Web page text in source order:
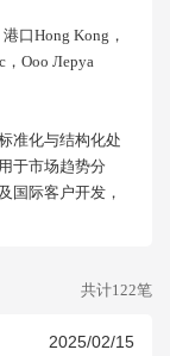
口hong Kong，
，ооо Леруа
准化与结构化处
于市场趋势分
国际客户开发，
共计122笔
2025/02/15